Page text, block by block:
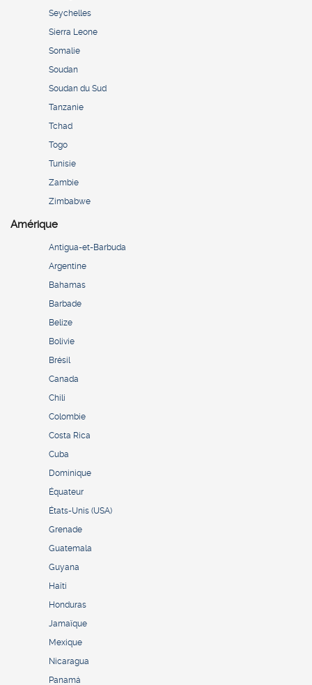
Seychelles
Sierra Leone
Somalie
Soudan
Soudan du Sud
Tanzanie
Tchad
Togo
Tunisie
Zambie
Zimbabwe
Amérique
Antigua-et-Barbuda
Argentine
Bahamas
Barbade
Belize
Bolivie
Brésil
Canada
Chili
Colombie
Costa Rica
Cuba
Dominique
Équateur
États-Unis (USA)
Grenade
Guatemala
Guyana
Haïti
Honduras
Jamaïque
Mexique
Nicaragua
Panamá